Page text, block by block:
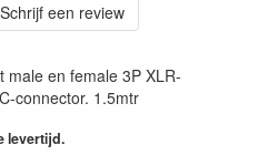
Schrijf een review
male en female 3P XLR-
connector. 1.5mtr
levertijd.